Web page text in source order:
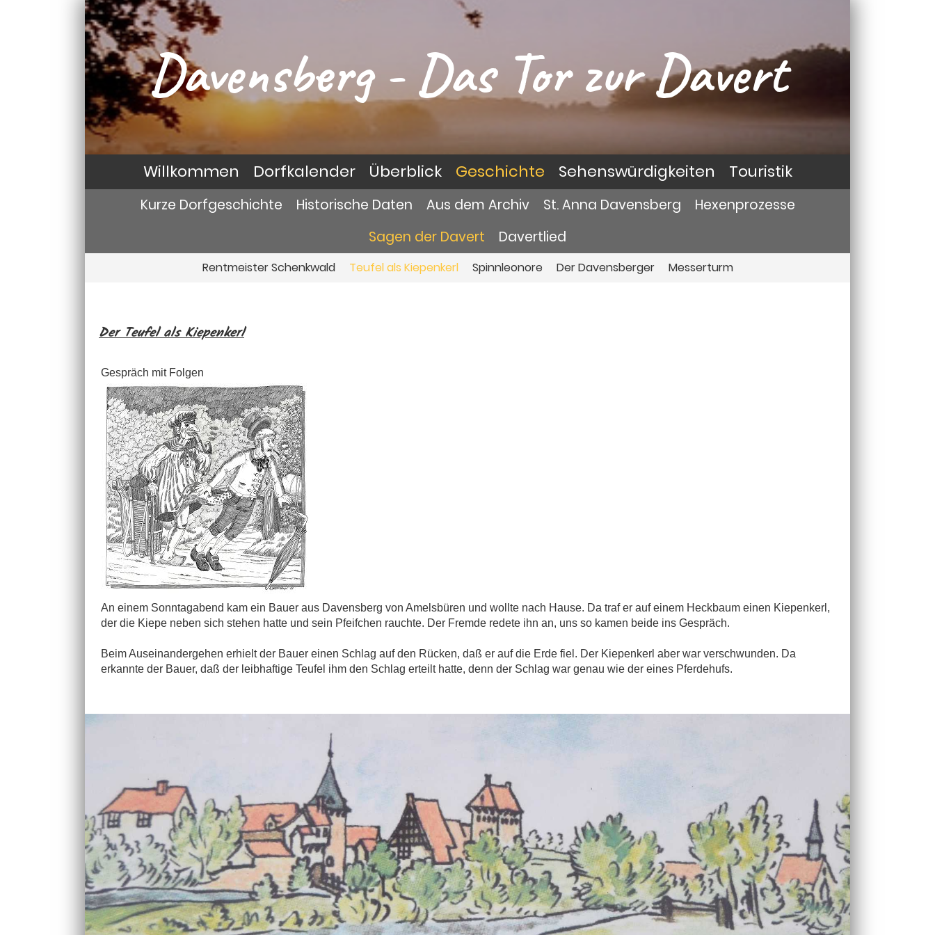
Davensberg - Das Tor zur Davert
Willkommen Dorfkalender Überblick Geschichte Sehenswürdigkeiten Touristik
Kurze Dorfgeschichte Historische Daten Aus dem Archiv St. Anna Davensberg
Hexenprozesse
Sagen der Davert
Davertlied
Rentmeister Schenkwald Teufel als Kiepenkerl Spinnleonore Der Davensberger Messerturm
Der Teufel als Kiepenkerl
Gespräch mit Folgen
An einem Sonntagabend kam ein Bauer aus Davensberg von Amelsbüren und wollte nach Hause. Da traf er auf einem Heckbaum einen Kiepenkerl,
der die Kiepe neben sich stehen hatte und sein Pfeifchen rauchte. Der Fremde redete ihn an, uns so kamen beide ins Gespräch.
Beim Auseinandergehen erhielt der Bauer einen Schlag auf den Rücken, daß er auf die Erde fiel. Der Kiepenkerl aber war verschwunden. Da
erkannte der Bauer, daß der leibhaftige Teufel ihm den Schlag erteilt hatte, denn der Schlag war genau wie der eines Pferdehufs.